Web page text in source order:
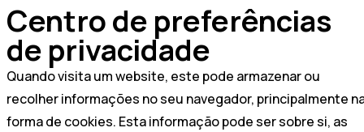
Centro de preferências
de privacidade
Quando visita um website, este pode armazenar ou
recolher informações no seu navegador, principalmente
forma de cookies. Esta informação pode ser sobre si, as